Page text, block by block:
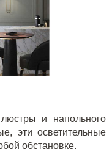
и напольного
эти осветительные
обстановке.